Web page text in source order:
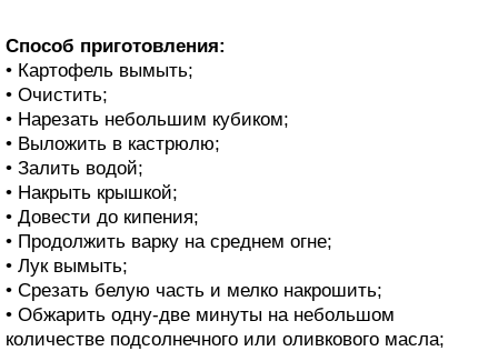
Способ приготовления:
• Картофель вымыть;
• Очистить;
• Нарезать небольшим кубиком;
• Выложить в кастрюлю;
• Залить водой;
• Накрыть крышкой;
• Довести до кипения;
• Продолжить варку на среднем огне;
• Лук вымыть;
• Срезать белую часть и мелко накрошить;
• Обжарить одну-две минуты на небольшом
количестве подсолнечного или оливкового масла;